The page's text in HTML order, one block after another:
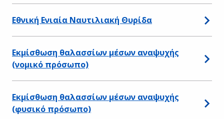
Εθνική Ενιαία Ναυτιλιακή Θυρίδα
Εκμίσθωση θαλασσίων μέσων αναψυχής
(νομικό πρόσωπο)
Εκμίσθωση θαλασσίων μέσων αναψυχής
(φυσικό πρόσωπο)